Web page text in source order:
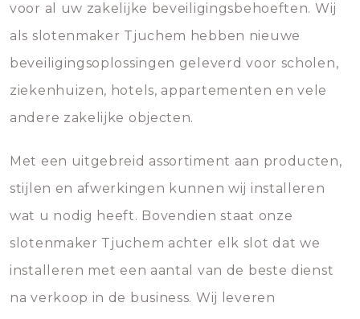
voor al uw zakelijke beveiligingsbehoeften. Wij
als slotenmaker Tjuchem hebben nieuwe
beveiligingsoplossingen geleverd voor scholen,
ziekenhuizen, hotels, appartementen en vele
andere zakelijke objecten.
Met een uitgebreid assortiment aan producten,
stijlen en afwerkingen kunnen wij installeren
wat u nodig heeft. Bovendien staat onze
slotenmaker Tjuchem achter elk slot dat we
installeren met een aantal van de beste dienst
na verkoop in de business. Wij leveren